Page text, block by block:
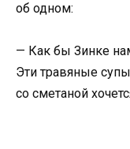
об одном:
— Как бы Зинке
Эти травяные
со сметаной